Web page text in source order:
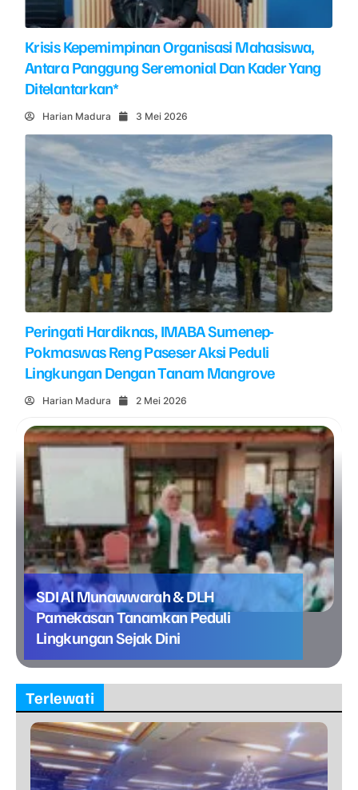
Krisis Kepemimpinan Organisasi Mahasiswa,
Antara Panggung Seremonial Dan Kader Yang
Ditelantarkan*
Harian Madura 3 Mei 2026
Peringati Hardiknas, IMABA Sumenep-
Pokmaswas Reng Paseser Aksi Peduli
Lingkungan Dengan Tanam Mangrove
Harian Madura 2 Mei 2026
SDI Al Munawwarah & DLH
Pamekasan Tanamkan Peduli
Lingkungan Sejak Dini
Terlewati